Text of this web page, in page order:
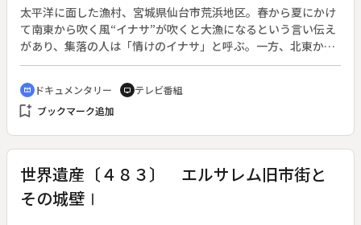
樹・・・。◆番組では、秘境和賀山塊の密林に分け入り、日本
１、２位の巨樹たちの姿を、四季を通した定点撮影で克明に記
録する。そして、緑の魔境のなかで、巨樹たちがどのように数
太平洋に面した漁村、宮城県仙台市荒浜地区。春から夏にかけ
て南東から吹く風“イナサ”が吹くと大漁になるという言い伝え
があり、集落の人は「情けのイナサ」と呼ぶ。一方、北東から
吹く冷たい風“コチ”は稲に冷害をもたらし、海を荒らす。秋か
ら冬は“ナライ”、陸から海に向って乾いた西風が吹き、稲を程
よく乾かす。風を待ち、風を読んで暮らす人々の一年を追う。
cinematic_blur ドキュメンタリー tv テレビ番組
bookmark_add ブックマーク追加
世界遺産〔４８３〕 エルサレム旧市街と
その城壁Ⅰ